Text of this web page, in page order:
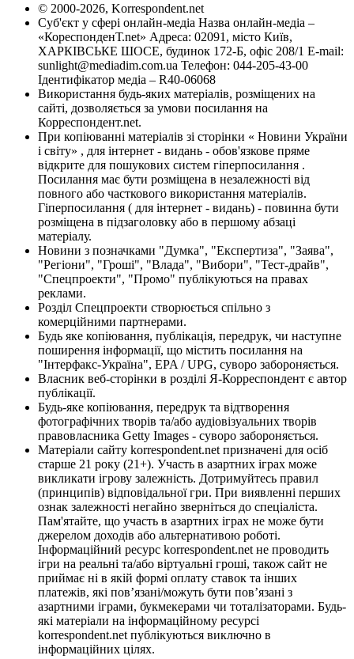
© 2000-2026, Korrespondent.net
Суб'єкт у сфері онлайн-медіа Назва онлайн-медіа –
«КореспонденТ.net» Адреса: 02091, місто Київ,
ХАРКІВСЬКЕ ШОСЕ, будинок 172-Б, офіс 208/1 E-mail:
sunlight@mediadim.com.ua Телефон: 044-205-43-00
Ідентифікатор медіа – R40-06068
Використання будь-яких матеріалів, розміщених на
сайті, дозволяється за умови посилання на
Корреспондент.net.
При копіюванні матеріалів зі сторінки « Новини України
і світу» , для інтернет - видань - обов'язкове пряме
відкрите для пошукових систем гіперпосилання .
Посилання має бути розміщена в незалежності від
повного або часткового використання матеріалів.
Гіперпосилання ( для інтернет - видань) - повинна бути
розміщена в підзаголовку або в першому абзаці
матеріалу.
Новини з позначками "Думка", "Експертиза", "Заява",
"Регіони", "Гроші", "Влада", "Вибори", "Тест-драйв",
"Спецпроекти", "Промо" публікуються на правах
реклами.
Розділ Спецпроекти створюється спільно з
комерційними партнерами.
Будь яке копіювання, публікація, передрук, чи наступне
поширення інформації, що містить посилання на
"Інтерфакс-Україна", EPA / UPG, суворо забороняється.
Власник веб-сторінки в розділі Я-Корреспондент є автор
публікації.
Будь-яке копіювання, передрук та відтворення
фотографічних творів та/або аудіовізуальних творів
правовласника Getty Images - суворо забороняється.
Матеріали сайту korrespondent.net призначені для осіб
старше 21 року (21+). Участь в азартних іграх може
викликати ігрову залежність. Дотримуйтесь правил
(принципів) відповідальної гри. При виявленні перших
ознак залежності негайно зверніться до спеціаліста.
Пам'ятайте, що участь в азартних іграх не може бути
джерелом доходів або альтернативою роботі.
Інформаційний ресурс korrespondent.net не проводить
ігри на реальні та/або віртуальні гроші, також сайт не
приймає ні в якій формі оплату ставок та інших
платежів, які пов’язані/можуть бути пов’язані з
азартними іграми, букмекерами чи тоталізаторами. Будь-
які матеріали на інформаційному ресурсі
korrespondent.net публікуються виключно в
інформаційних цілях.